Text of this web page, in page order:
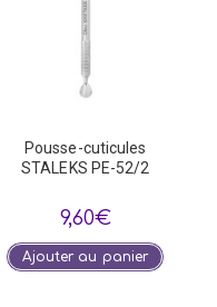
Pousse-cuticules
STALEKS PE-52/2
9,60€
Ajouter au panier